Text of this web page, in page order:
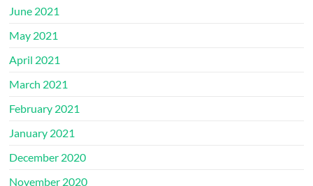
June 2021
May 2021
April 2021
March 2021
February 2021
January 2021
December 2020
November 2020